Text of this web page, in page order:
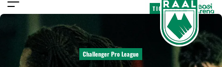
TICKETING
VIP
FAN SHOP
Challenger Pro League